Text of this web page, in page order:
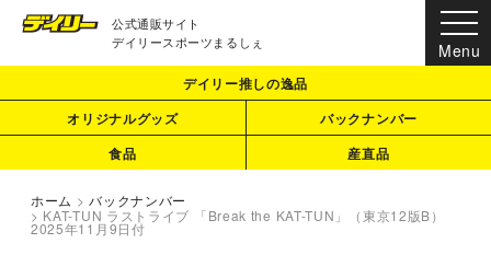
公式通販サイト
デイリースポーツまるしぇ
デイリー推しの逸品
オリジナルグッズ
バックナンバー
食品
産直品
ホーム > バックナンバー
> KAT-TUN ラストライブ 「Break the KAT-TUN」（東京12版B）
2025年11月9日付